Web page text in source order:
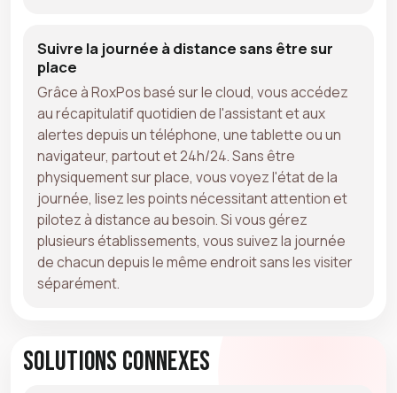
Suivre la journée à distance sans être sur
place
Grâce à RoxPos basé sur le cloud, vous accédez
au récapitulatif quotidien de l'assistant et aux
alertes depuis un téléphone, une tablette ou un
navigateur, partout et 24h/24. Sans être
physiquement sur place, vous voyez l'état de la
journée, lisez les points nécessitant attention et
pilotez à distance au besoin. Si vous gérez
plusieurs établissements, vous suivez la journée
de chacun depuis le même endroit sans les visiter
séparément.
Solutions connexes